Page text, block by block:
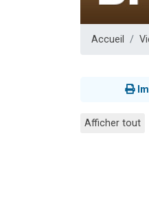
Accueil
Afficher tout